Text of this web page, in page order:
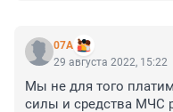
07A
29 августа 2022, 15:22
Мы не для того
силы и средства МЧС